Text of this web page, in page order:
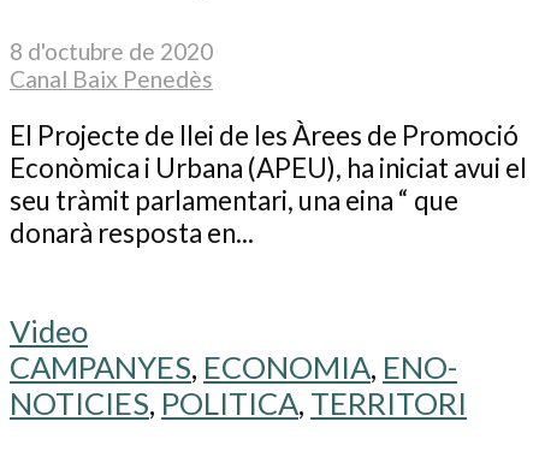
8 d'octubre de 2020
Canal Baix Penedès
El Projecte de llei de les Àrees de Promoció
Econòmica i Urbana (APEU), ha iniciat avui el
seu tràmit parlamentari, una eina “ que
donarà resposta en...
Video
CAMPANYES, ECONOMIA, ENO-
NOTICIES, POLITICA, TERRITORI